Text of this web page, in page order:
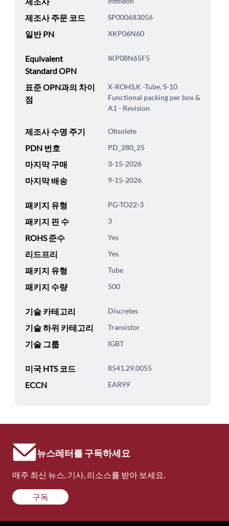
제조사 주문 코드 SP000683056
일반 PN XKP06N60
Equivalent
Standard OPN
IKP08N65F5
표준 OPN과의 차이
점
X-ROHS,K -Tube, S-10
Functional packing per box &
A1 - Revision
제조사 수명 주기 Obsolete
PDN 번호 PD_280_25
마지막 구매 3-15-2026
마지막 배송 9-15-2026
패키지 유형 PG-TO22-3
패키지 핀 수 3
ROHS 준수 Yes
리드프리 Yes
패키지 유형 Tube
패키지 수량 500
기술 카테고리 Discretes
기술 하위 카테고리 Transistor
기술 그룹 IGBT
미국 HTS 코드 8541.29.0055
ECCN EAR99
뉴스레터를 구독하세요
매주 최신 뉴스, 기사, 리소스를 받아 보세요.
구독